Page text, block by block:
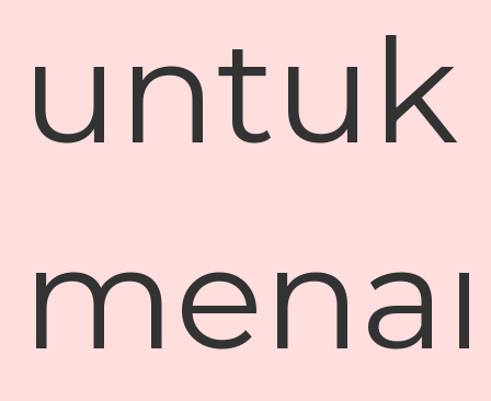
untuk